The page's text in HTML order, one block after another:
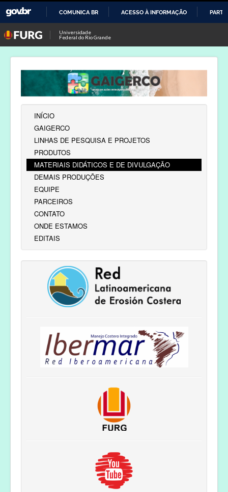
O
CONTEÚDO
COMUNICA BR ACESSO À INFORMAÇÃO
Universidade
Federal do Rio Grande
INÍCIO
GAIGERCO
LINHAS DE PESQUISA E PROJETOS
PRODUTOS
MATERIAIS DIDÁTICOS E DE DIVULGAÇÃO
DEMAIS PRODUÇÕES
EQUIPE
PARCEIROS
CONTATO
ONDE ESTAMOS
EDITAIS